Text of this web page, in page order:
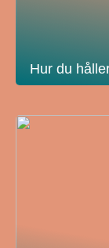
Hur du